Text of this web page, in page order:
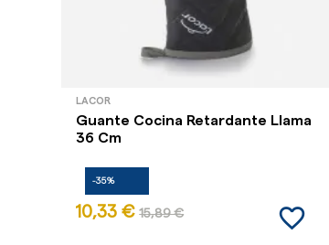
LACOR
Guante Cocina Retardante Llama
36 Cm
-35%
10,33 € 15,89 € favorite_border